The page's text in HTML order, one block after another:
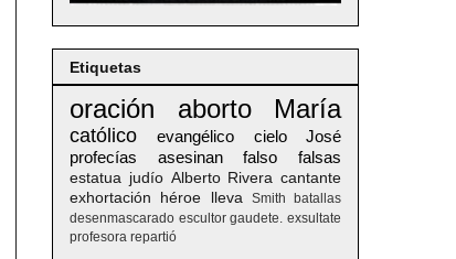
Etiquetas
oración aborto María
católico evangélico cielo
José
profecías
asesinan falso falsas
estatua judío Alberto Rivera cantante
exhortación
héroe lleva Smith
batallas
desenmascarado escultor gaudete. exsultate
profesora repartió